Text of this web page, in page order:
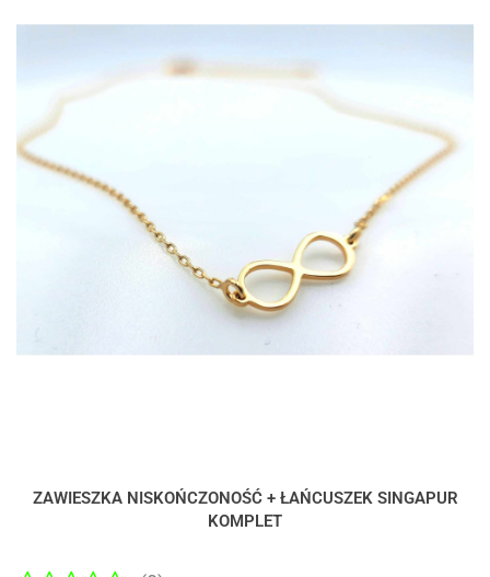
ZAWIESZKA NISKOŃCZONOŚĆ + ŁAŃCUSZEK SINGAPUR
KOMPLET